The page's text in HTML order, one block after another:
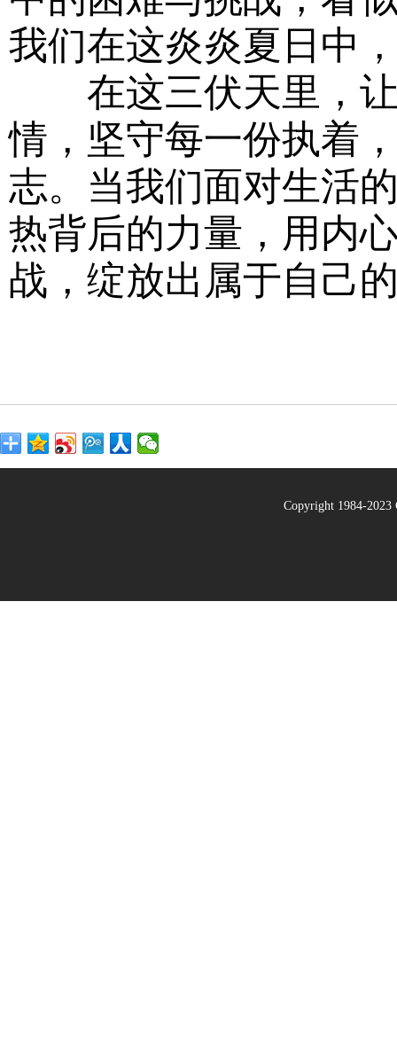
我们在这炎炎夏日中
在这三伏天里，让
情，坚守每一份执着
志。当我们面对生活
热背后的力量，用内
战，绽放出属于自己
Copyright 1984-